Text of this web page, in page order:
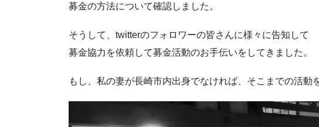
募金の方法について確認しました。
そうして、twitterのフォロワーの皆さんに様々に告知して
募金協力を依頼して募金活動のお手伝いをしてきました。
もし、私の妻が長崎市内出身でなければ、そこまでの活動